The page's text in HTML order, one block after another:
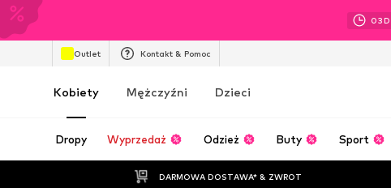
03D
Outlet Kontakt & Pomoc
Kobiety Mężczyźni Dzieci
Dropy Wyprzedaż Odzież Buty Sport
DARMOWA DOSTAWA* & ZWROT